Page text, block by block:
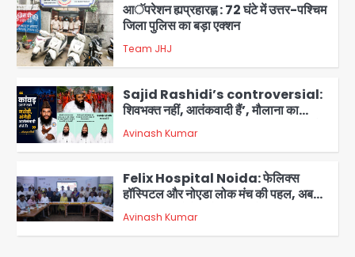
3
आॅपरेशन ह्यप्रहारह्ण : 72 घंटे में उत्तर-पश्चिम
जिला पुलिस का बड़ा एक्शन
Team JHJ
4
Sajid Rashidi’s controversial:
शिवभक्त नहीं, आतंकवादी हैं’, मौलाना का
कांवड़ियों पर विवादित बयान, BJP विधायक ने
कराई FIR, NSA की मांग
Avinash Kumar
5
Felix Hospital Noida: फेलिक्स
हॉस्पिटल और नोएडा लोक मंच की पहल, अब
सिर्फ 30 रुपये में मिलेगी 24 घंटे ऑनलाइन
डॉक्टर परामर्श सुविधा
Avinash Kumar